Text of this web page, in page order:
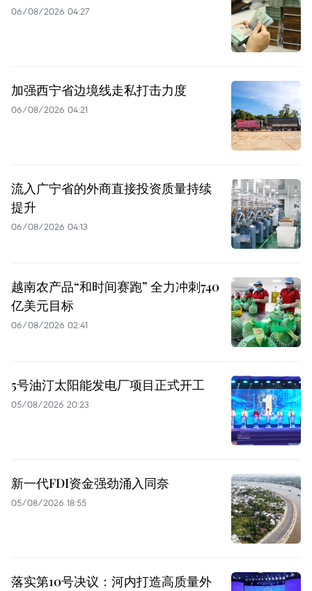
06/08/2026 04:27
加强西宁省边境线走私打击力度
06/08/2026 04:21
流入广宁省的外商直接投资质量持续
提升
06/08/2026 04:13
越南农产品“和时间赛跑” 全力冲刺740
亿美元目标
06/08/2026 02:41
5号油汀太阳能发电厂项目正式开工
05/08/2026 20:23
新一代FDI资金强劲涌入同奈
05/08/2026 18:55
落实第10号决议：河内打造高质量外